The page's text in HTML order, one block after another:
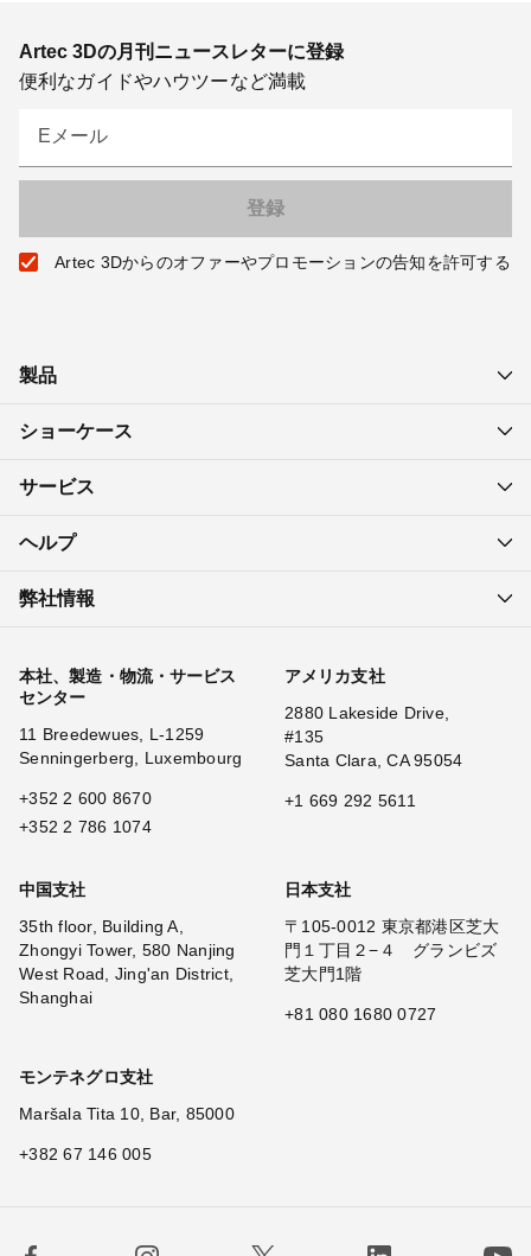
Artec 3Dの月刊ニュースレターに登録
便利なガイドやハウツーなど満載
Eメール
Artec 3Dからのオファーやプロモーションの告知を許可する
製品
ショーケース
サービス
ヘルプ
弊社情報
本社、製造・物流・サービス
センター
11 Breedewues, L-1259
Senningerberg, Luxembourg
+352 2 600 8670
+352 2 786 1074
アメリカ支社
2880 Lakeside Drive,
#135
Santa Clara, CA 95054
+1 669 292 5611
中国支社
35th floor, Building A,
Zhongyi Tower, 580 Nanjing
West Road, Jing'an District,
Shanghai
日本支社
〒105-0012 東京都港区芝大
門１丁目２−４ グランビズ
芝大門1階
+81 080 1680 0727
モンテネグロ支社
Maršala Tita 10, Bar, 85000
+382 67 146 005